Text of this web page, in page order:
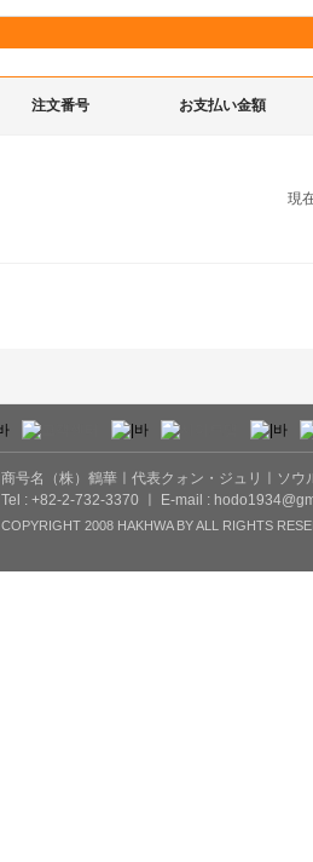
注文番号 お支払い金額
現
商号名（株）鶴華ㅣ代表クォン・ジュリㅣソ
Tel : +82-2-732-3370 ㅣ E-mail :
COPYRIGHT 2008 HAKHWA BY ALL RIGHTS